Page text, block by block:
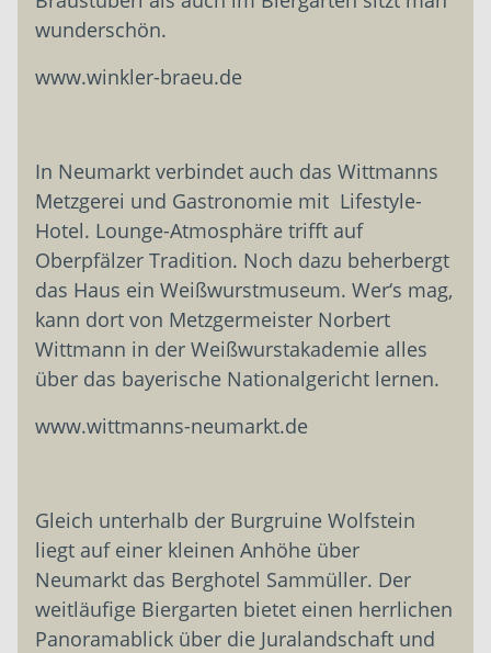
wunderschön.
www.winkler-braeu.de
In Neumarkt verbindet auch das Wittmanns
Metzgerei und Gastronomie mit Lifestyle-
Hotel. Lounge-Atmosphäre trifft auf
Oberpfälzer Tradition. Noch dazu beherbergt
das Haus ein Weißwurstmuseum. Wer‘s mag,
kann dort von Metzgermeister Norbert
Wittmann in der Weißwurstakademie alles
über das bayerische Nationalgericht lernen.
www.wittmanns-neumarkt.de
Gleich unterhalb der Burgruine Wolfstein
liegt auf einer kleinen Anhöhe über
Neumarkt das Berghotel Sammüller. Der
weitläufige Biergarten bietet einen herrlichen
Panoramablick über die Juralandschaft und